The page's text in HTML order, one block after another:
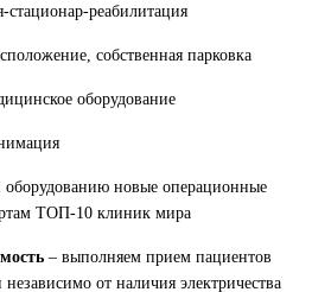
стационар-реабилитация
собственная парковка
оборудование
новые операционные
ТОП-10 клиник мира
– выполняем прием пациентов
от наличия электричества